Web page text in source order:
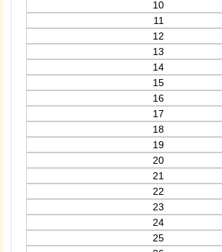
10
11
12
13
14
15
16
17
18
19
20
21
22
23
24
25